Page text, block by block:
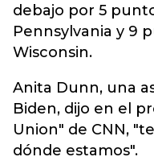
debajo por 5
Pennsylvania y 9
Wisconsin.
Anita Dunn, una
Biden, dijo en el
Union" de CNN,
dónde estamos".